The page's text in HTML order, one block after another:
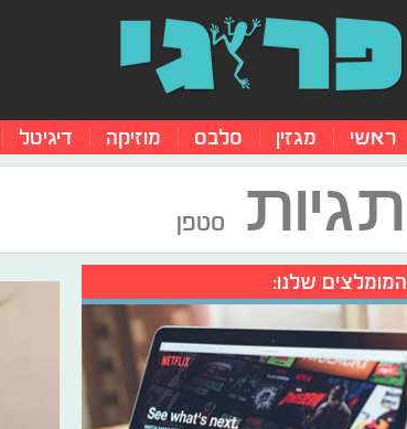
ראשי מגזין סלבס מוזיקה דיגיטל
תגיות סטפן
המומלצים שלנו: